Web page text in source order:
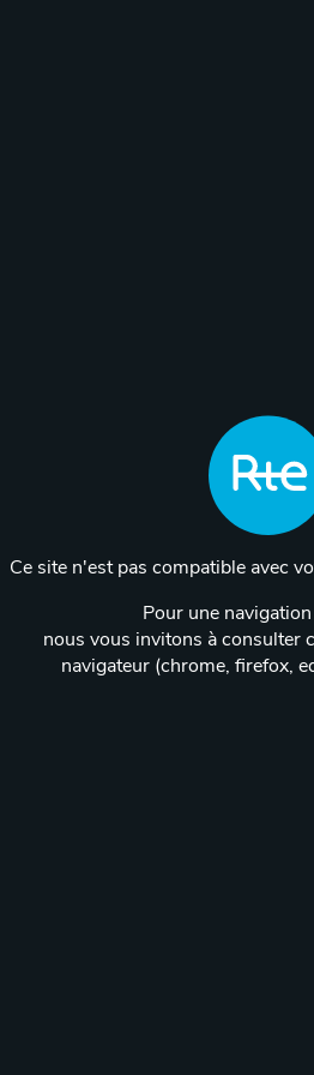
Ce site n'est pas compatible avec
Pour une
nous vous invitons à consulter
navigateur (chrome, firefox,